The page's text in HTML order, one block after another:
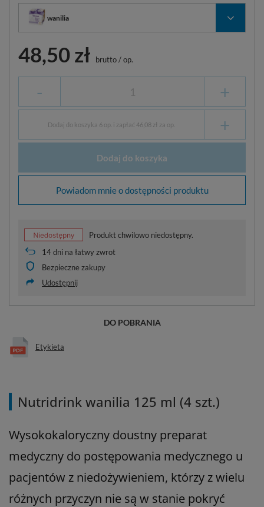
wanilia
48,50 zł brutto/op.
- +
Dodaj do koszyka 6 op. i zapłać 46,08 zł za op. +
Dodaj do koszyka
Powiadom mnie o dostępności produktu
Produkt chwilowo niedostępny.
14dni na łatwy zwrot
Bezpieczne zakupy
Udostępnij
DO POBRANIA
Etykieta
Nutridrink wanilia 125 ml (4 szt.)
Wysokokaloryczny doustny preparat
medyczny do postępowania medycznego u
pacjentów z niedożywieniem, którzy z wielu
różnych przyczyn nie są w stanie pokryć